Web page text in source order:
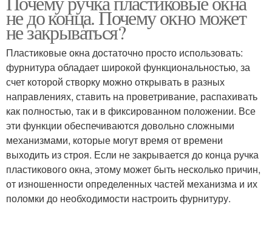
не до конца. Почему окно может
не закрываться?
Пластиковые окна достаточно просто использовать:
фурнитура обладает широкой функциональностью, за
счет которой створку можно открывать в разных
направлениях, ставить на проветривание, распахивать
как полностью, так и в фиксированном положении. Все
эти функции обеспечиваются довольно сложными
механизмами, которые могут время от времени
выходить из строя. Если не закрывается до конца ручка
пластикового окна, этому может быть несколько причин,
от изношенности определенных частей механизма и их
поломки до необходимости настроить фурнитуру.